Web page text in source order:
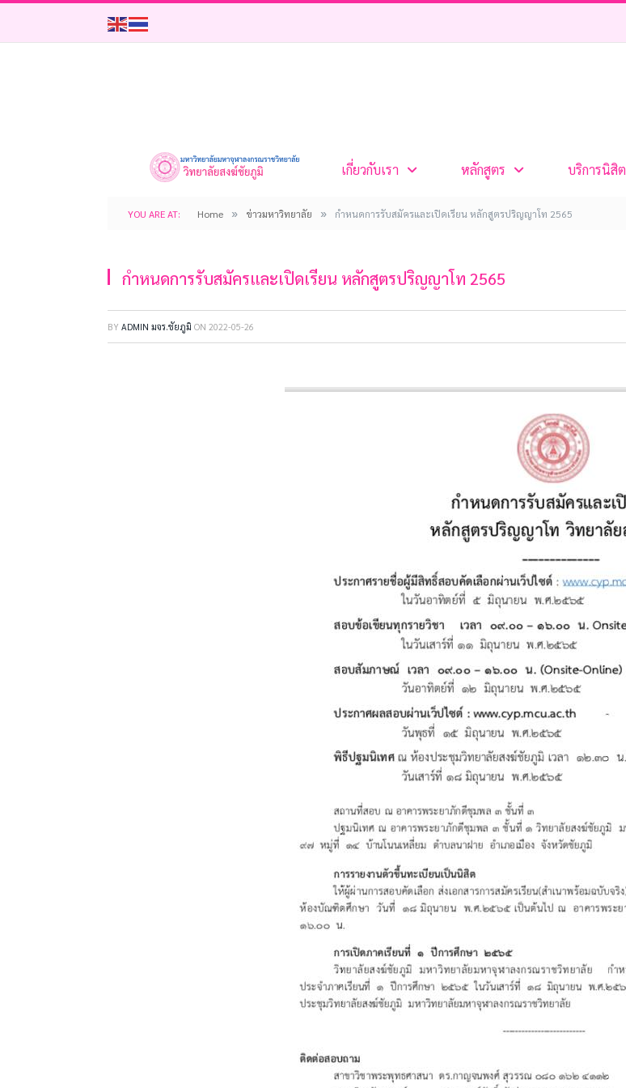
เกี่ยวกับเรา หลักสูตร บริการนิสิต
YOU ARE AT: Home » ข่าวมหาวิทยาลัย » กำหนดการรับสมัครและเปิดเรียน หลักสูตรปริญญาโท 2565
กำหนดการรับสมัครและเปิดเรียน หลักสูตรปริญญาโท 2565
BY ADMIN มจร.ชัยภูมิ ON 2022-05-26